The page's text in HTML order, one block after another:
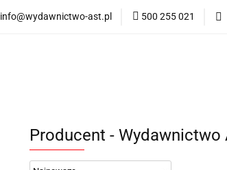
info@wydawnictwo-ast.pl 500 255 021
Producent - Wydawnictwo